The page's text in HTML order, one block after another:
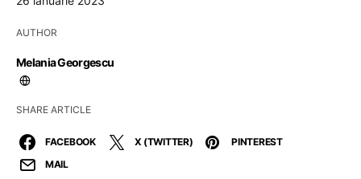
AUTHOR
Melania Georgescu
SHARE ARTICLE
FACEBOOK X (TWITTER)
PINTEREST
MAIL